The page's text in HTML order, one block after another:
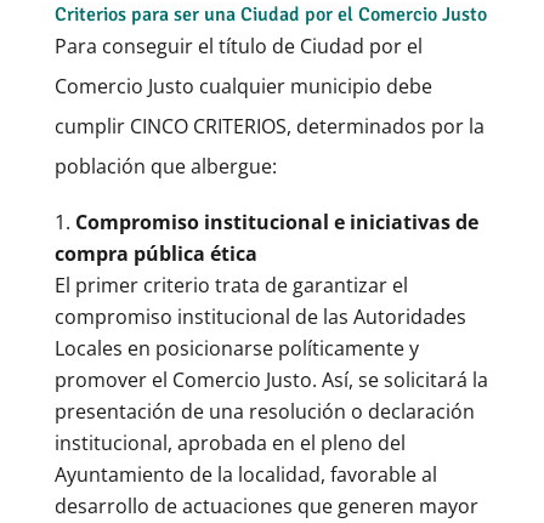
Criterios para ser una Ciudad por el Comercio Justo
Para conseguir el título de Ciudad por el
Comercio Justo cualquier municipio debe
cumplir CINCO CRITERIOS, determinados por la
población que albergue:
Compromiso institucional e iniciativas de
compra pública ética
El primer criterio trata de garantizar el
compromiso institucional de las Autoridades
Locales en posicionarse políticamente y
promover el Comercio Justo. Así, se solicitará la
presentación de una resolución o declaración
institucional, aprobada en el pleno del
Ayuntamiento de la localidad, favorable al
desarrollo de actuaciones que generen mayor